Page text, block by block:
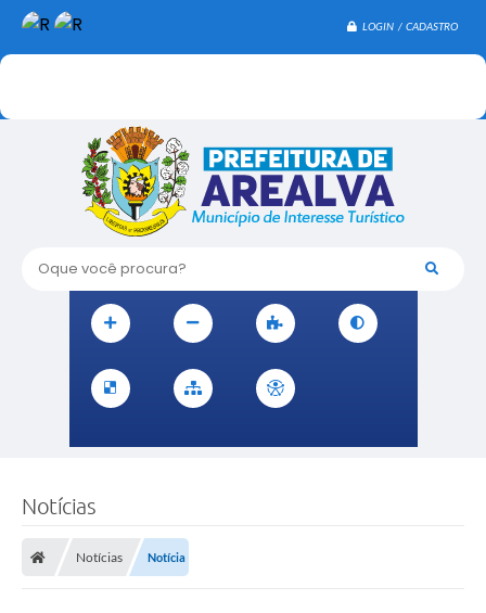
LOGIN / CADASTRO
Oque você procura?
Notícias
Notícias Notícia